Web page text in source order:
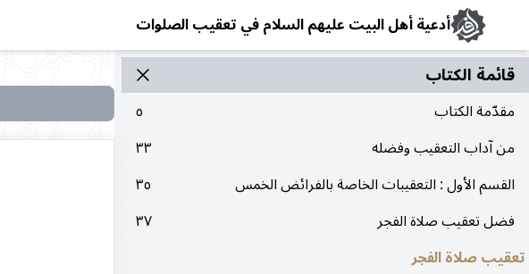
أدعية أهل البيت عليهم السلام في تعقيب الصلوات
قائمة الکتاب
مقدّمة الكتاب
٥
من آداب التعقيب وفضله
٣٣
القسم الأول : التعقيبات الخاصة بالفرائض الخمس
٣٥
فضل تعقيب صلاة الفجر
٣٧
تعقيب صلاة الفجر
البحث
البحث
في